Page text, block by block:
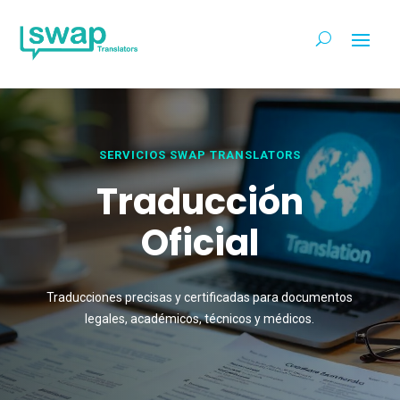
SERVICIOS SWAP TRANSLATORS
Traducción
Oficial
Traducciones precisas y certificadas para documentos
legales, académicos, técnicos y médicos.